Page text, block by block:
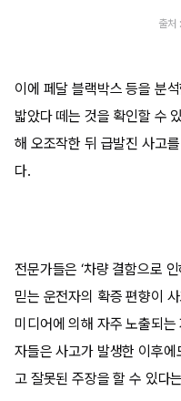
출처
이에 페달 블랙박스 등을 분
밟았다 떼는 것을 확인할 수
해 오조작한 뒤 급발진 사고
다.
전문가들은 ‘차량 결함으로
믿는 운전자의 확증 편향이
미디어에 의해 자주 노출되
자들은 사고가 발생한 이후
고 잘못된 주장을 할 수 있다